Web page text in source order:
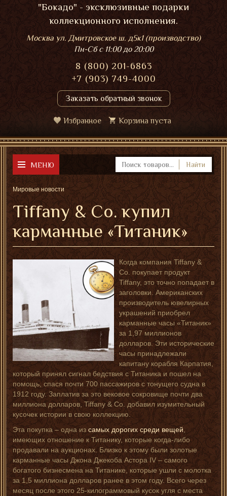
"Бокадо" - эксклюзивные подарки
коллекционного исполнения.
Москва ул. Дмитровское ш. д5к1 (производство)
Пн-Сбс 11:00 до 20:00
8 (800) 201-6863
+7 (903) 749-4000
Заказать обратный звонок
Избранное Корзина пуста
МЕНЮ Найти
Мировые новости
Tiffany & Co. купил
карманные «Титаник»
Когда компания Tiffany &
Co. покупает продукт
Tiffany, это точно попадает в
заголовки. Американских
производитель ювелирных
украшений приобрел
карманные часы «Титаник»
за 1,97 миллионов
долларов. Эти исторические
часы принадлежали
капитану корабля Карпатия,
который принял сигнал бедствия с Титаника и пошел на
помощь, спася почти 700 пассажиров с тонущего судна в
1912 году. Заплатив за это вековое сокровище почти два
миллиона долларов, Tiffany & Co. добавил изумительный
кусочек истории в свою коллекцию.
Эта покупка – одна из самых дорогих среди вещей
имеющих отношение к Титанику, которые когда-либо
продавали на аукционах. Близко к этому были золотые
карманные часы Джона Джекоба Астора IV – самого
богатого бизнесмена на Титанике, которые ушли с молотка
за 1,5 миллиона долларов ранее в этом году. Всего через
месяц после этого 25-килограммовый кусок угля с места